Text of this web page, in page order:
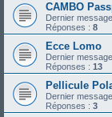
CAMBO
Dernier
Réponses : 8
Ecce Lomo
Dernier
Réponses : 13
Pellicule
Dernier
Réponses : 3